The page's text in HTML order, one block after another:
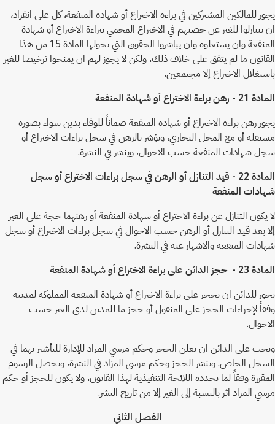
يجوز للمالكين المشتركين في براءة الاختراع أو شهادة المنفعة، كل على انفراد،
ان يتنازلوا للغير عن حصتهم في الاختراع المحمي ببراءة الاختراع أو شهادة
المنفعة وان يستغلوه وان يباشروا الحقوق التي تخولها المادة 15 من هذا
القانون ما لم يتفق على خلاف ذلك، ولكن لا يجوز لهم ان يمنحوا ترخيصا للغير
باستغلال الاختراع إلا مجتمعين.
المادة 21 - رهن براءة الاختراع أو شهادة المنفعة
يجوز رهن براءة الاختراع أو شهادة المنفعة ضماناً للوفاء بدين سواء بصورة
مستقلة أو مع المحل التجاري، ويؤشر بالرهن في سجل براءات الاختراع أو
سجل شهادات المنفعة حسب الاحوال، وينشر في النشرة.
المادة 22 - قيد التنازل أو الرهن في سجل براءات الاختراع أو سجل
شهادات المنفعة
لا يكون التنازل عن براءة الاختراع أو شهادة المنفعة أو رهنهما حجة على الغير
إلا بعد قيد التنازل أو الرهن حسب الاحوال في سجل براءات الاختراع أو سجل
شهادات المنفعة والاشهار عنه في النشرة.
المادة 23 - حجز الدائن على براءة الاختراع أو شهادة المنفعة
يجوز للدائن ان يحجز على براءة الاختراع أو شهادة المنفعة المملوكة لمدينه
وفقاً لإجراءات الحجز على المنقول أو حجز ما للمدين لدى الغير حسب
الاحوال.
ويجب على الدائن ان يعلن الحجز وحكم مرسي المزاد للإدارة للتأشير بهما في
السجل الخاص. وينشر الحجز وحكم مرسي المزاد في النشرة، وتحصل الرسوم
المقررة وفقاً لما تحدده اللائحة التنفيذية لهذا القانون، ولا يكون للحجز أو حكم
مرسي المزاد اثر بالنسبة إلى الغير إلا من تاريخ النشر.
الفصل الثاني